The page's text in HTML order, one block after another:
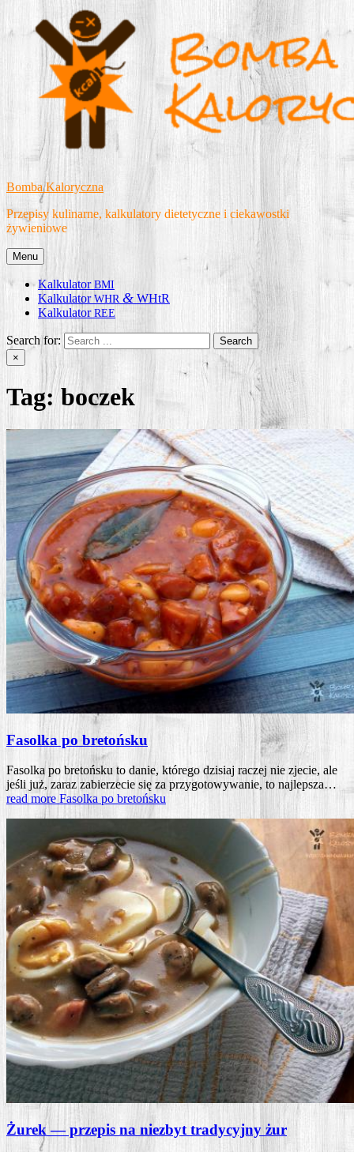
content
Bomba Kaloryczna
Przepisy kulinarne, kalkulatory dietetyczne i ciekawostki
żywieniowe
Menu
KalkulatorBMI
KalkulatorWHR & WHtR
KalkulatorREE
Search for:
×
Tag:boczek
Fasolka po bretońsku
Fasol­ka po bre­toń­sku to danie, któ­re­go dzi­siaj raczej nie zje­cie, ale
jeśli już, zaraz zabie­rze­cie się za przy­go­to­wy­wa­nie, to naj­lep­sza…
read more Fasol­ka po bretońsku
Żurek — przepis na niezbyt tradycyjny żur